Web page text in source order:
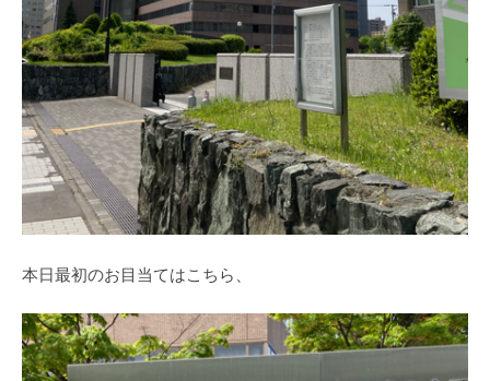
本日最初のお目当てはこちら、